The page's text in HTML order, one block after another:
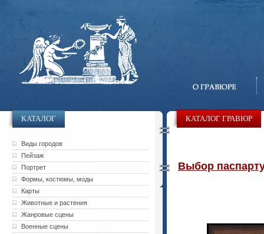
КАТАЛОГ
Виды городов
Пейзаж
Портрет
Формы, костюмы, моды
Карты
Животные и растения
Жанровые сцены
Военные сцены
КАТАЛОГ ГРАВЮР
Выбор